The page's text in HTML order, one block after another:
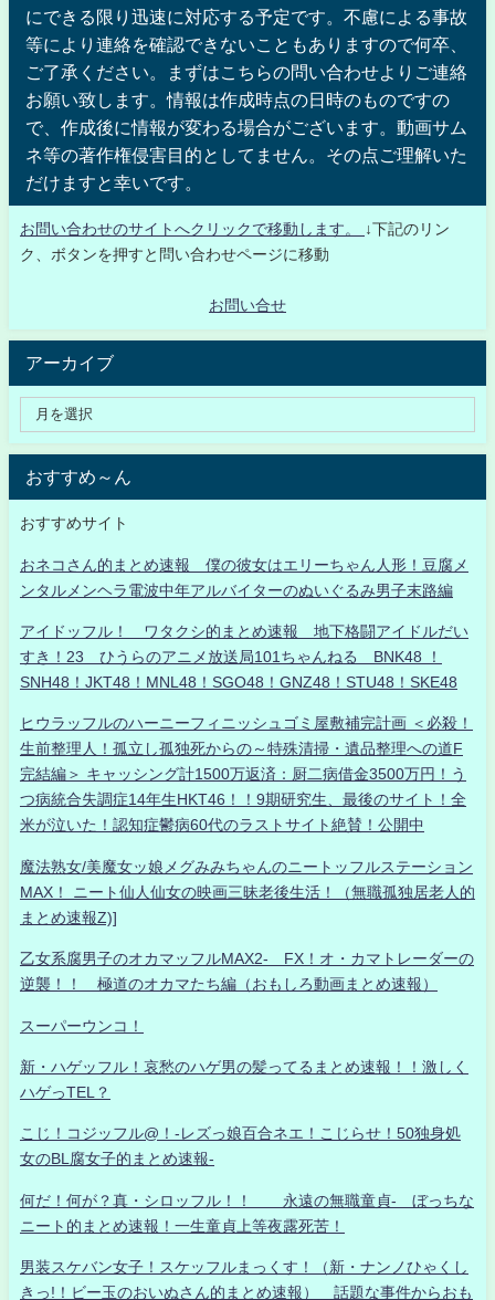
にできる限り迅速に対応する予定です。不慮による事故
等により連絡を確認できないこともありますので何卒、
ご了承ください。まずはこちらの問い合わせよりご連絡
お願い致します。情報は作成時点の日時のものですの
で、作成後に情報が変わる場合がございます。動画サム
ネ等の著作権侵害目的としてません。その点ご理解いた
だけますと幸いです。
お問い合わせのサイトへクリックで移動します。
↓下記のリン
ク、ボタンを押すと問い合わせページに移動
お問い合せ
アーカイブ
おすすめ～ん
おすすめサイト
おネコさん的まとめ速報 僕の彼女はエリーちゃん人形！豆腐メ
ンタルメンヘラ電波中年アルバイターのぬいぐるみ男子末路編
アイドッフル！ ワタクシ的まとめ速報 地下格闘アイドルだい
すき！23 ひうらのアニメ放送局101ちゃんねる BNK48 ！
SNH48！JKT48！MNL48！SGO48！GNZ48！STU48！SKE48
ヒウラッフルのハーニーフィニッシュゴミ屋敷補完計画 ＜必殺！
生前整理人！孤立し孤独死からの～特殊清掃・遺品整理への道F
完結編＞ キャッシング計1500万返済：厨二病借金3500万円！う
つ病統合失調症14年生HKT46！！9期研究生、最後のサイト！全
米が泣いた！認知症鬱病60代のラストサイト絶賛！公開中
魔法熟女/美魔女ッ娘メグみみちゃんのニートッフルステーション
MAX！ ニート仙人仙女の映画三昧老後生活！（無職孤独居老人的
まとめ速報Z)]
乙女系腐男子のオカマッフルMAX2- FX！オ・カマトレーダーの
逆襲！！ 極道のオカマたち編（おもしろ動画まとめ速報）
スーパーウンコ！
新・ハゲッフル！哀愁のハゲ男の髪ってるまとめ速報！！激しく
ハゲっTEL？
こじ！コジッフル@！-レズっ娘百合ネエ！こじらせ！50独身処
女のBL腐女子的まとめ速報-
何だ！何が？真・シロッフル！！ 永遠の無職童貞- ぼっちな
ニート的まとめ速報！一生童貞上等夜露死苦！
男装スケバン女子！スケッフルまっくす！（新・ナンノひゃくし
きっ!！ビー玉のおいぬさん的まとめ速報） 話題な事件からおも